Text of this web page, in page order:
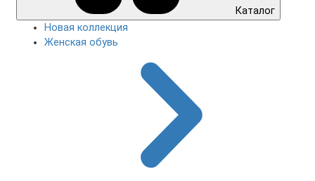
Каталог
Новая коллекция
Женская обувь